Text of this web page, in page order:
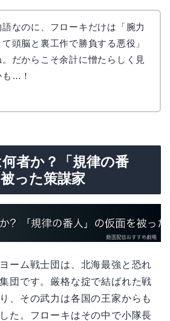
なのに、フローキだけは「腕力
て頭脳と裏工作で勝負する悪役」
。だからこそ余計に憎たらしく見
も…！
者か？「規律の番
った策謀家
ーム戦士団は、北海最強と恐れ
団です。厳格な掟で結ばれた戦
、その武力は各国の王家からも
た。フローキはその中で小隊長